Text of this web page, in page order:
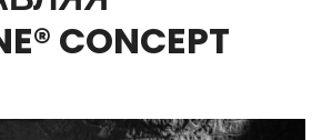
CONCEPT